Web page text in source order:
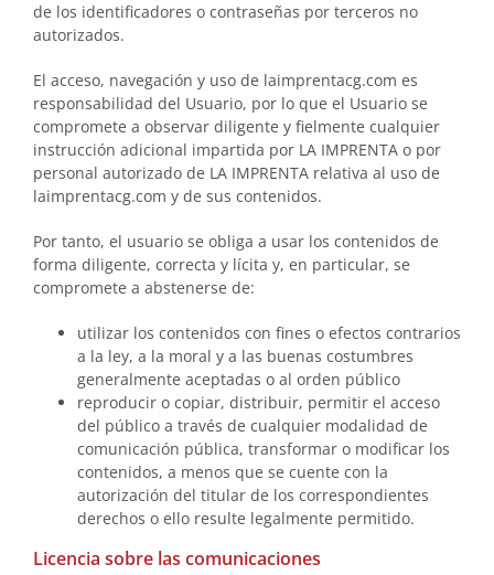
de los identificadores o contraseñas por terceros no
autorizados.
El acceso, navegación y uso de laimprentacg.com es
responsabilidad del Usuario, por lo que el Usuario se
compromete a observar diligente y fielmente cualquier
instrucción adicional impartida por LA IMPRENTA o por
personal autorizado de LA IMPRENTA relativa al uso de
laimprentacg.com y de sus contenidos.
Por tanto, el usuario se obliga a usar los contenidos de
forma diligente, correcta y lícita y, en particular, se
compromete a abstenerse de:
utilizar los contenidos con fines o efectos contrarios
a la ley, a la moral y a las buenas costumbres
generalmente aceptadas o al orden público
reproducir o copiar, distribuir, permitir el acceso
del público a través de cualquier modalidad de
comunicación pública, transformar o modificar los
contenidos, a menos que se cuente con la
autorización del titular de los correspondientes
derechos o ello resulte legalmente permitido.
Licencia sobre las comunicaciones